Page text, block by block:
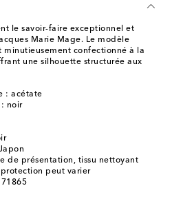
le savoir-faire exceptionnel et
Marie Mage. Le modèle
minutieusement confectionné à la
une silhouette structurée aux
: acétate
noir
de présentation, tissu nettoyant
peut varier